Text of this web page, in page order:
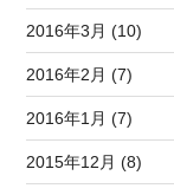
2016年3月 (10)
2016年2月 (7)
2016年1月 (7)
2015年12月 (8)